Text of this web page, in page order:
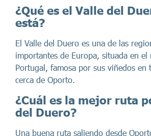
¿Qué es el Valle del
está?
El Valle del Duero es una de las
importantes de Europa, situada en el
Portugal, famosa por sus viñedos en
cerca de Oporto.
¿Cuál es la mejor ruta
del Duero?
Una buena ruta saliendo desde